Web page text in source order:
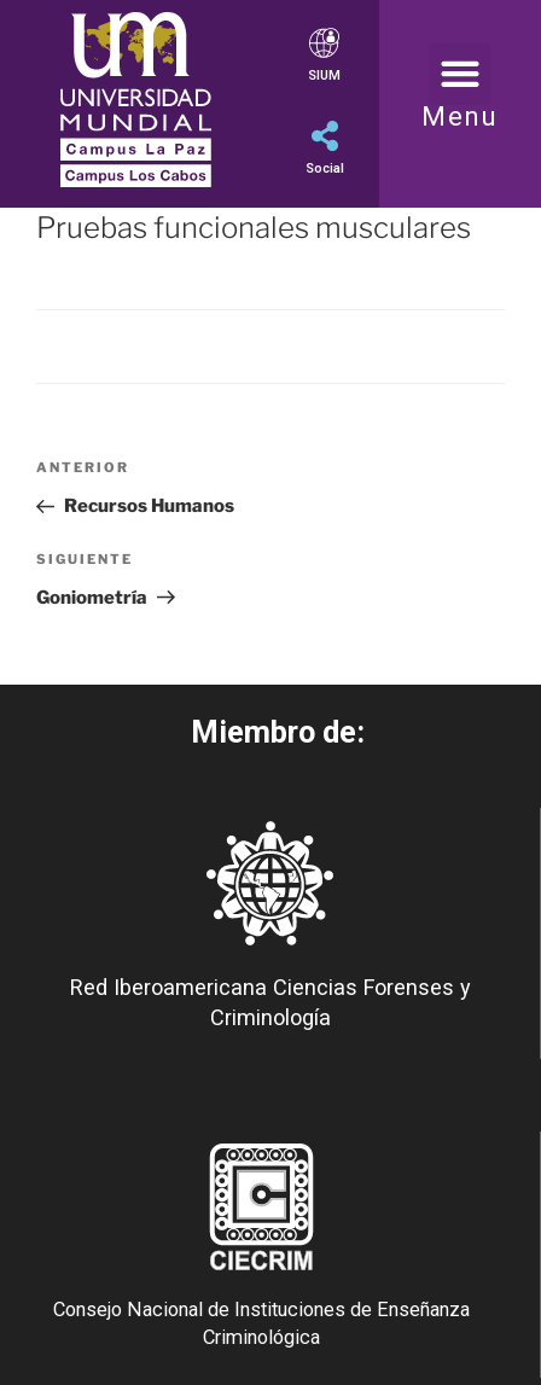
SIUM
Social
Menu
Pruebas funcionales musculares
ANTERIOR
Recursos Humanos
SIGUIENTE
Goniometría
Miembro de:
Red Iberoamericana Ciencias Forenses y
Criminología
Consejo Nacional de Instituciones de Enseñanza
Criminológica